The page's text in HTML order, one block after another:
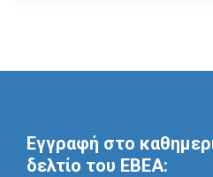
Εγγραφή στο
δελτίο του ΕΒΕΑ: